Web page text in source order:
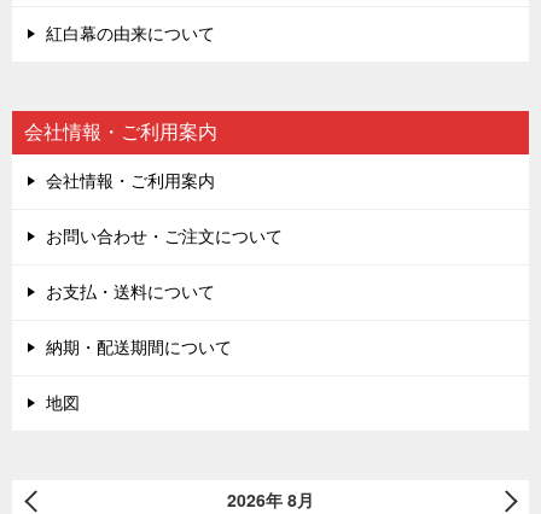
紅白幕の由来について
会社情報・ご利用案内
会社情報・ご利用案内
お問い合わせ・ご注文について
お支払・送料について
納期・配送期間について
地図
2026年 8月